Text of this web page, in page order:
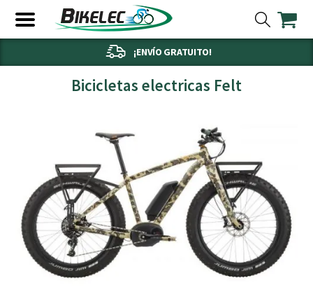
¡ENVÍO GRATUITO!
Bicicletas electricas Felt